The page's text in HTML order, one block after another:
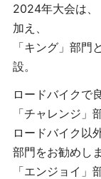
2024年大会は、
加え、
「キング」部
設。
ロードバイクで
「チャレンジ」
ロードバイク以
部門をお勧めしま
「エンジョイ」